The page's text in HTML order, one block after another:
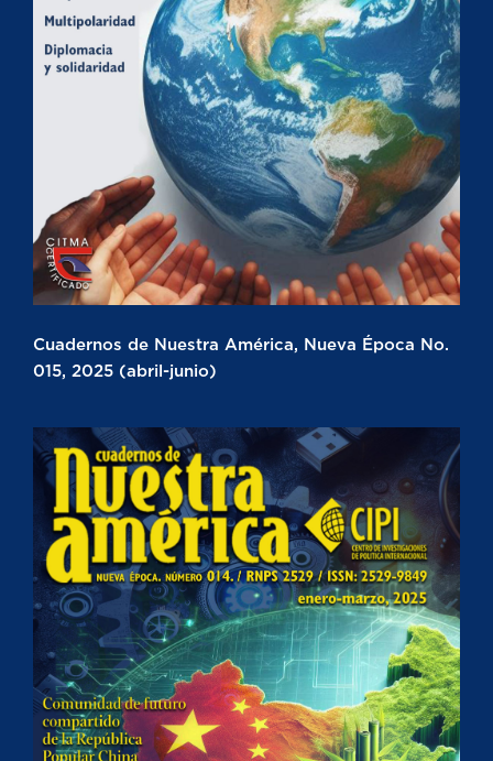
Cuadernos de Nuestra América, Nueva Época No.
015, 2025 (abril-junio)